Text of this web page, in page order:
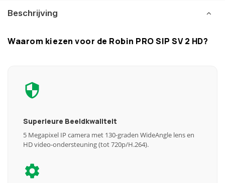
Beschrijving
Waarom kiezen voor de Robin PRO SIP SV 2 HD?
Superieure Beeldkwaliteit
5 Megapixel IP camera met 130-graden WideAngle lens en
HD video-ondersteuning (tot 720p/H.264).